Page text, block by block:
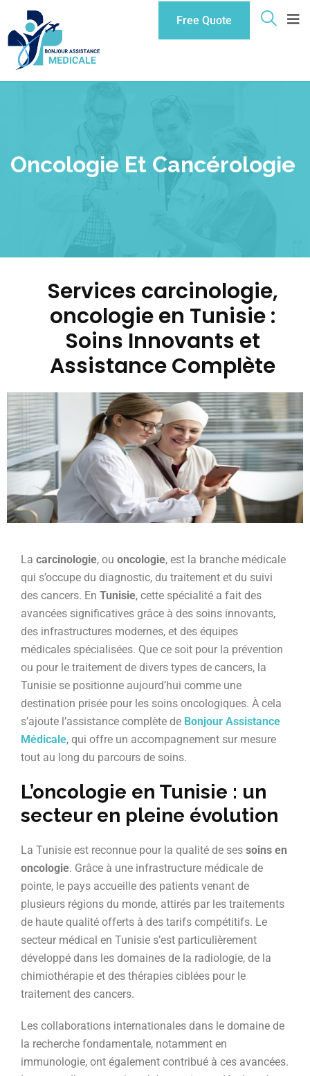
Free Quote
Oncologie Et Cancérologie
Services carcinologie,
oncologie en Tunisie :
Soins Innovants et
Assistance Complète
La carcinologie, ou oncologie, est la branche médicale
qui s’occupe du diagnostic, du traitement et du suivi
des cancers. En Tunisie, cette spécialité a fait des
avancées significatives grâce à des soins innovants,
des infrastructures modernes, et des équipes
médicales spécialisées. Que ce soit pour la prévention
ou pour le traitement de divers types de cancers, la
Tunisie se positionne aujourd’hui comme une
destination prisée pour les soins oncologiques. À cela
s’ajoute l’assistance complète de Bonjour Assistance
Médicale, qui offre un accompagnement sur mesure
tout au long du parcours de soins.
L’oncologie en Tunisie : un
secteur en pleine évolution
La Tunisie est reconnue pour la qualité de ses soins en
oncologie. Grâce à une infrastructure médicale de
pointe, le pays accueille des patients venant de
plusieurs régions du monde, attirés par les traitements
de haute qualité offerts à des tarifs compétitifs. Le
secteur médical en Tunisie s’est particulièrement
développé dans les domaines de la radiologie, de la
chimiothérapie et des thérapies ciblées pour le
traitement des cancers.
Les collaborations internationales dans le domaine de
la recherche fondamentale, notamment en
immunologie, ont également contribué à ces avancées.